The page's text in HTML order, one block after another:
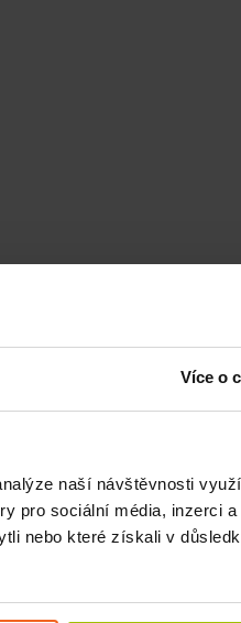
Více o
naší návštěvnosti
pro sociální média, inzerci
nebo které získali v